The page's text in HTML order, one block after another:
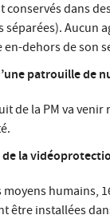
conservés dans
séparées). Aucun
dehors de son
patrouille de
de la PM va venir
la
humains,
être installées